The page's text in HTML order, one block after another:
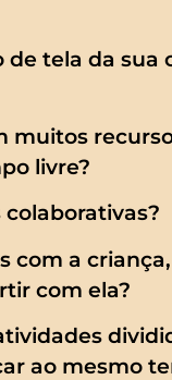
tela da sua
muitos
livre?
com a
com ela?
ao mesmo